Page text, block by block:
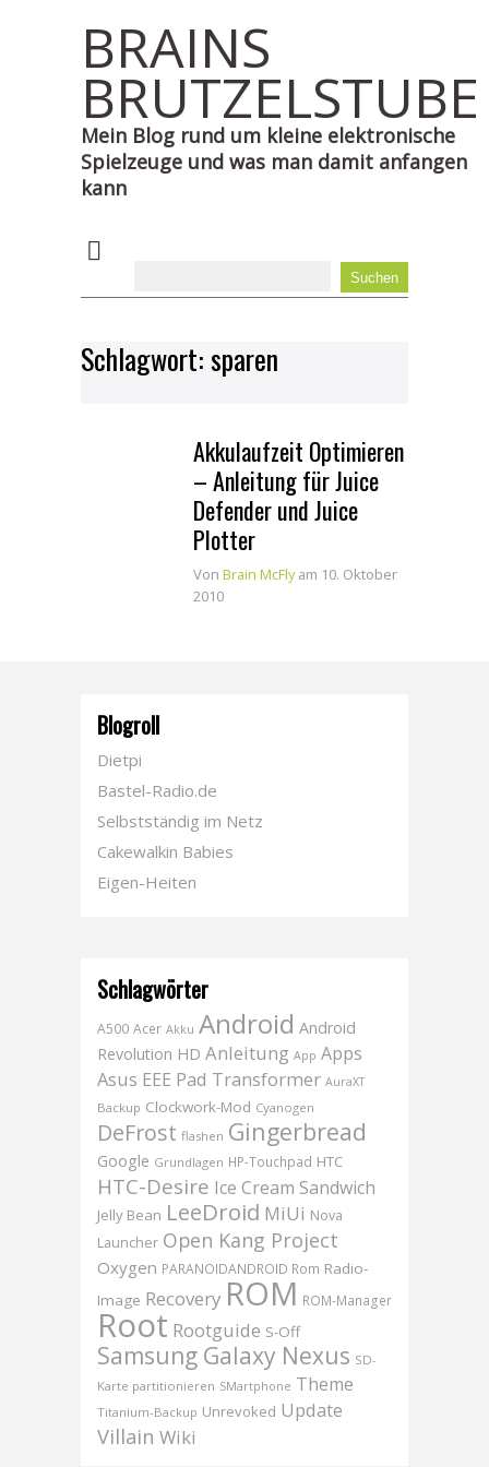
BRAINS
BRUTZELSTUBE
Mein Blog rund um kleine elektronische
Spielzeuge und was man damit anfangen
kann
Schlagwort:sparen
Akkulaufzeit Optimieren
– Anleitung für Juice
Defender und Juice
Plotter
Von Brain McFly am 10. Oktober
2010
Blogroll
Dietpi
Bastel-Radio.de
Selbstständig im Netz
Cakewalkin Babies
Eigen-Heiten
Schlagwörter
A500 Acer Akku Android Android
Revolution HD Anleitung App Apps
Asus EEE Pad Transformer AuraXT
Backup Clockwork-Mod Cyanogen
DeFrost flashen Gingerbread
Google Grundlagen HP-Touchpad HTC
HTC-Desire Ice Cream Sandwich
Jelly Bean LeeDroid MiUi Nova
Launcher Open Kang Project
Oxygen PARANOIDANDROID Rom Radio-
Image Recovery ROM ROM-Manager
Root Rootguide S-Off
Samsung Galaxy Nexus SD-
Karte partitionieren SMartphone Theme
Titanium-Backup Unrevoked Update
Villain Wiki